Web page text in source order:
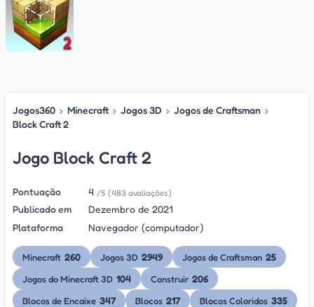
Jogos360 › Minecraft › Jogos 3D › Jogos de Craftsman ›
Block Craft 2
Jogo Block Craft 2
Pontuação 4 /5 (483 avaliações)
Publicado em
Dezembro de 2021
Plataforma
Navegador (computador)
Minecraft 260 Jogos 3D 2949 Jogos de Craftsman 25
Jogos do Minecraft 3D 104 Construir 206
Blocos de Encaixe 347 Blocos 217 Blocos Coloridos 335